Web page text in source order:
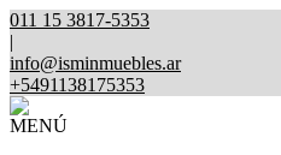
011 15 3817-5353
|
info@isminmuebles.ar
+5491138175353
MENÚ